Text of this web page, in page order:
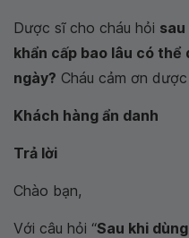
Dược sĩ cho cháu hỏi
khẩn cấp bao lâu có
ngày? Cháu cảm ơn
Khách hàng ẩn danh
Trả lời
Chào bạn,
Với câu hỏi “Sau khi